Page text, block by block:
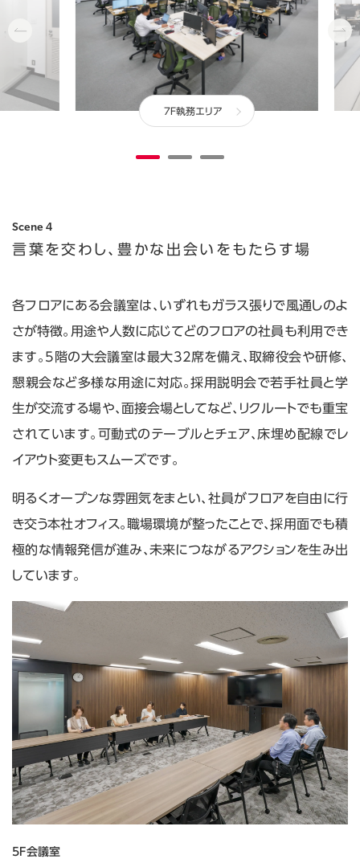
7F執務エリア
Scene 4
言葉を交わし、豊かな出会いをもたらす場
各フロアにある会議室は、いずれもガラス張りで風通しのよ
さが特徴。用途や人数に応じてどのフロアの社員も利用でき
ます。5階の大会議室は最大32席を備え、取締役会や研修、
懇親会など多様な用途に対応。採用説明会で若手社員と学
生が交流する場や、面接会場としてなど、リクルートでも重宝
されています。可動式のテーブルとチェア、床埋め配線でレ
イアウト変更もスムーズです。
明るくオープンな雰囲気をまとい、社員がフロアを自由に行
き交う本社オフィス。職場環境が整ったことで、採用面でも積
極的な情報発信が進み、未来につながるアクションを生み出
しています。
5F会議室